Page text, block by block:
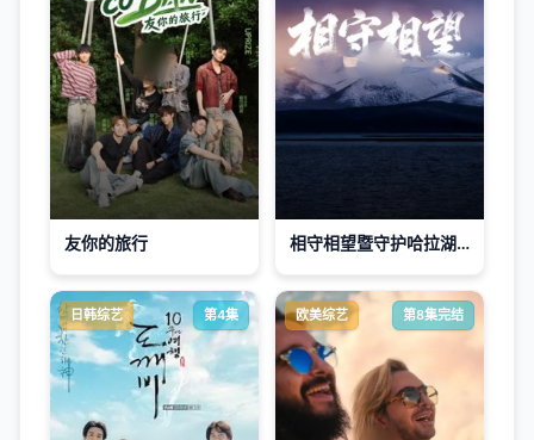
友你的旅行 相守相望暨守护哈拉湖行动
日韩综艺 第4集 欧美综艺 第8集完结